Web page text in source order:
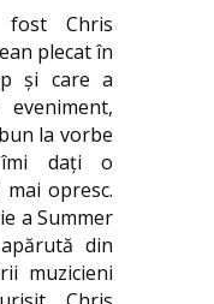
fost Chris
plecat în
și care a
la vorbe
dați o
opresc.
a Summer
din
muzicieni